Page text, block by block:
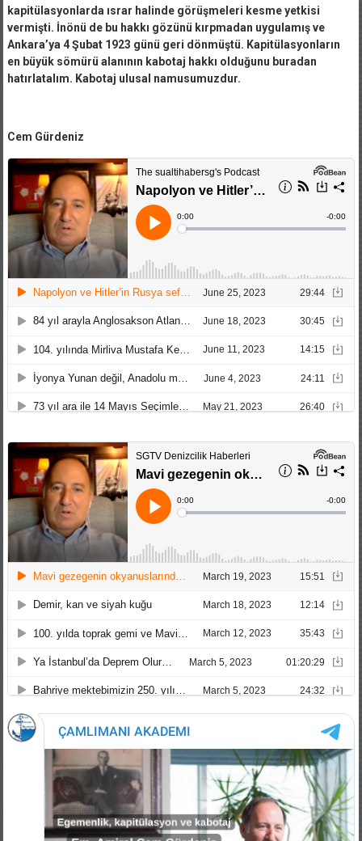
kapitülasyonlarda ısrar halinde görüşmeleri kesme yetkisi
vermişti. İnönü de bu hakkı gözünü kırpmadan uygulamış ve
Ankara’ya 4 Şubat 1923 günü geri dönmüştü. Kapitülasyonların
en büyük sömürü alanının kabotaj hakkı olduğunu buradan
hatırlatalım. Kabotaj ulusal namusumuzdur.
Cem Gürdeniz